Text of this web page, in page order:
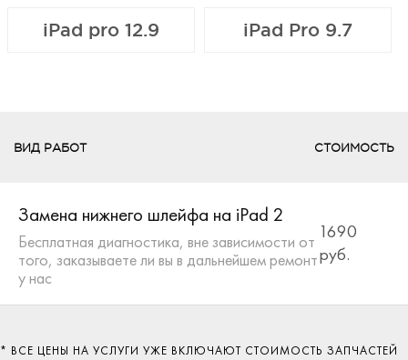
iPad pro 12.9 iPad Pro 9.7
ВИД РАБОТ СТОИМОСТЬ
Замена нижнего шлейфа на iPad 2
Бесплатная диагностика, вне зависимости от
того, заказываете ли вы в дальнейшем ремонт
у нас
1690
руб.
* ВСЕ ЦЕНЫ НА УСЛУГИ УЖЕ ВКЛЮЧАЮТ СТОИМОСТЬ ЗАПЧАСТЕЙ